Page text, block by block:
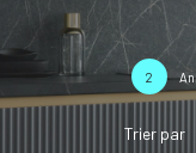
2
Trier par